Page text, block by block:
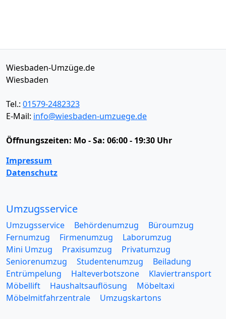
Wiesbaden-Umzüge.de
Wiesbaden
Tel.: 01579-2482323
E-Mail: info@wiesbaden-umzuege.de
Öffnungszeiten: Mo - Sa: 06:00 - 19:30 Uhr
Impressum
Datenschutz
Umzugsservice
Umzugsservice Behördenumzug
Büroumzug
Fernumzug
Firmenumzug
Laborumzug
Mini Umzug
Praxisumzug
Privatumzug
Seniorenumzug
Studentenumzug
Beiladung
Entrümpelung
Halteverbotszone
Klaviertransport
Möbellift
Haushaltsauflösung
Möbeltaxi
Möbelmitfahrzentrale
Umzugskartons